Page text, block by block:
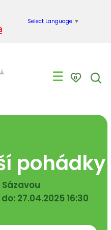
Select Language ▼
☰ 0
pohádky
27.04.2025 16:30